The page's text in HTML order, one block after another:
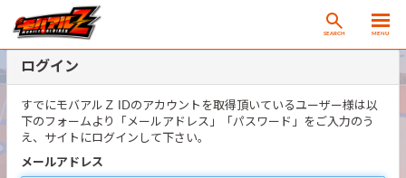
SEARCH MENU
ログイン
すでにモバアルＺ IDのアカウントを取得頂いているユーザー様は以
下のフォームより「メールアドレス」「パスワード」をご入力のう
え、サイトにログインして下さい。
メールアドレス